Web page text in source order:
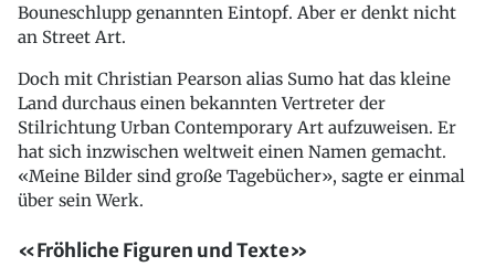
Bouneschlupp genannten Eintopf. Aber er denkt nicht
an Street Art.
Doch mit Christian Pearson alias Sumo hat das kleine
Land durchaus einen bekannten Vertreter der
Stilrichtung Urban Contemporary Art aufzuweisen. Er
hat sich inzwischen weltweit einen Namen gemacht.
«Meine Bilder sind große Tagebücher», sagte er einmal
über sein Werk.
«Fröhliche Figuren und Texte»